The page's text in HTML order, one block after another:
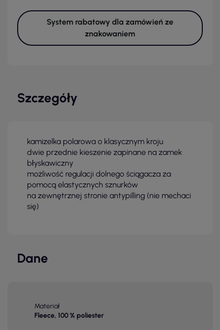
System rabatowy dla zamówień ze
znakowaniem
Szczegóły
kamizelka polarowa o klasycznym kroju
dwie przednie kieszenie zapinane na zamek
błyskawiczny
możliwość regulacji dolnego ściągacza za
pomocą elastycznych sznurków
na zewnętrznej stronie antypilling (nie mechaci
się)
Dane
Materiał
Fleece, 100 % poliester